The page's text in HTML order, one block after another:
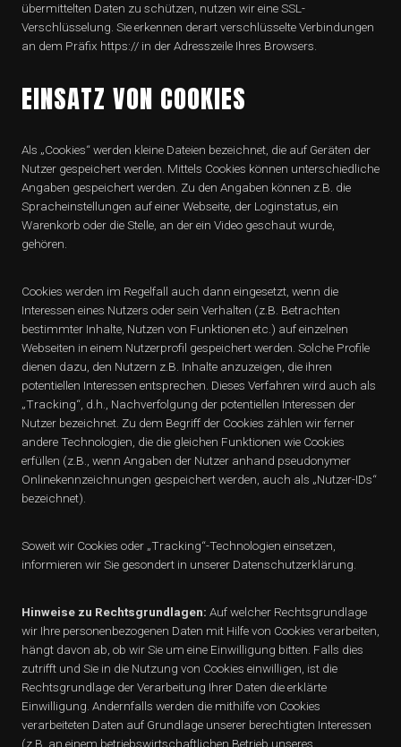
übermittelten Daten zu schützen, nutzen wir eine SSL-
Verschlüsselung. Sie erkennen derart verschlüsselte Verbindungen
an dem Präfix https:// in der Adresszeile Ihres Browsers.
EINSATZ VON COOKIES
Als „Cookies“ werden kleine Dateien bezeichnet, die auf Geräten der
Nutzer gespeichert werden. Mittels Cookies können unterschiedliche
Angaben gespeichert werden. Zu den Angaben können z.B. die
Spracheinstellungen auf einer Webseite, der Loginstatus, ein
Warenkorb oder die Stelle, an der ein Video geschaut wurde,
gehören.
Cookies werden im Regelfall auch dann eingesetzt, wenn die
Interessen eines Nutzers oder sein Verhalten (z.B. Betrachten
bestimmter Inhalte, Nutzen von Funktionen etc.) auf einzelnen
Webseiten in einem Nutzerprofil gespeichert werden. Solche Profile
dienen dazu, den Nutzern z.B. Inhalte anzuzeigen, die ihren
potentiellen Interessen entsprechen. Dieses Verfahren wird auch als
„Tracking“, d.h., Nachverfolgung der potentiellen Interessen der
Nutzer bezeichnet. Zu dem Begriff der Cookies zählen wir ferner
andere Technologien, die die gleichen Funktionen wie Cookies
erfüllen (z.B., wenn Angaben der Nutzer anhand pseudonymer
Onlinekennzeichnungen gespeichert werden, auch als „Nutzer-IDs“
bezeichnet).
Soweit wir Cookies oder „Tracking“-Technologien einsetzen,
informieren wir Sie gesondert in unserer Datenschutzerklärung.
Hinweise zu Rechtsgrundlagen: Auf welcher Rechtsgrundlage
wir Ihre personenbezogenen Daten mit Hilfe von Cookies verarbeiten,
hängt davon ab, ob wir Sie um eine Einwilligung bitten. Falls dies
zutrifft und Sie in die Nutzung von Cookies einwilligen, ist die
Rechtsgrundlage der Verarbeitung Ihrer Daten die erklärte
Einwilligung. Andernfalls werden die mithilfe von Cookies
verarbeiteten Daten auf Grundlage unserer berechtigten Interessen
(z.B. an einem betriebswirtschaftlichen Betrieb unseres